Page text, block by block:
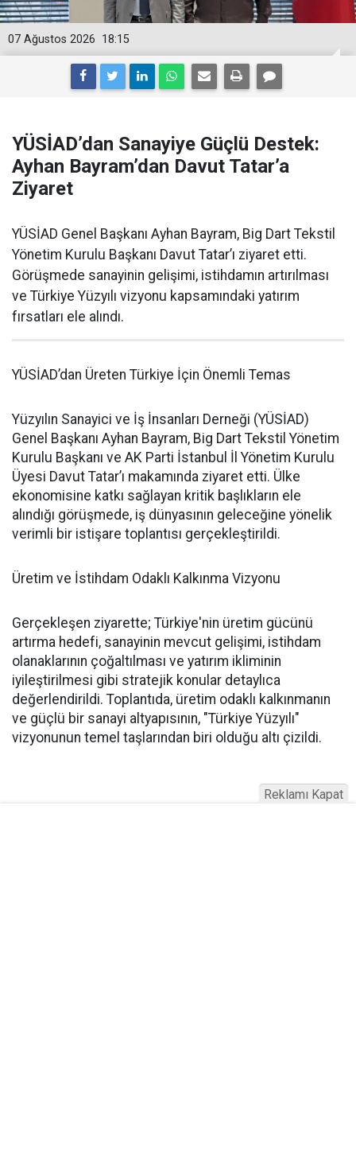
18:15
07 Ağustos 2026
YÜSİAD’dan Sanayiye Güçlü Destek:
Ayhan Bayram’dan Davut Tatar’a
Ziyaret
YÜSİAD Genel Başkanı Ayhan Bayram, Big Dart Tekstil
Yönetim Kurulu Başkanı Davut Tatar’ı ziyaret etti.
Görüşmede sanayinin gelişimi, istihdamın artırılması
ve Türkiye Yüzyılı vizyonu kapsamındaki yatırım
fırsatları ele alındı.
YÜSİAD’dan Üreten Türkiye İçin Önemli Temas
Yüzyılın Sanayici ve İş İnsanları Derneği (YÜSİAD)
Genel Başkanı Ayhan Bayram, Big Dart Tekstil Yönetim
Kurulu Başkanı ve AK Parti İstanbul İl Yönetim Kurulu
Üyesi Davut Tatar’ı makamında ziyaret etti. Ülke
ekonomisine katkı sağlayan kritik başlıkların ele
alındığı görüşmede, iş dünyasının geleceğine yönelik
verimli bir istişare toplantısı gerçekleştirildi.
Üretim ve İstihdam Odaklı Kalkınma Vizyonu
Gerçekleşen ziyarette; Türkiye'nin üretim gücünü
artırma hedefi, sanayinin mevcut gelişimi, istihdam
olanaklarının çoğaltılması ve yatırım ikliminin
iyileştirilmesi gibi stratejik konular detaylıca
değerlendirildi. Toplantıda, üretim odaklı kalkınmanın
ve güçlü bir sanayi altyapısının, "Türkiye Yüzyılı"
vizyonunun temel taşlarından biri olduğu altı çizildi.
Reklamı Kapat